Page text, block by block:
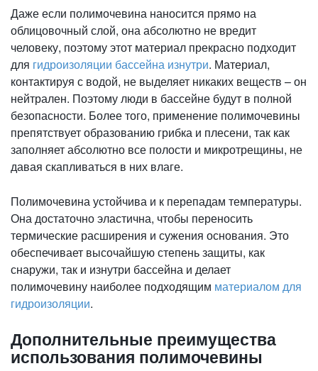
Даже если полимочевина наносится прямо на
облицовочный слой, она абсолютно не вредит
человеку, поэтому этот материал прекрасно подходит
для гидроизоляции бассейна изнутри. Материал,
контактируя с водой, не выделяет никаких веществ – он
нейтрален. Поэтому люди в бассейне будут в полной
безопасности. Более того, применение полимочевины
препятствует образованию грибка и плесени, так как
заполняет абсолютно все полости и микротрещины, не
давая скапливаться в них влаге.
Полимочевина устойчива и к перепадам температуры.
Она достаточно эластична, чтобы переносить
термические расширения и сужения основания. Это
обеспечивает высочайшую степень защиты, как
снаружи, так и изнутри бассейна и делает
полимочевину наиболее подходящим материалом для
гидроизоляции.
Дополнительные преимущества
использования полимочевины